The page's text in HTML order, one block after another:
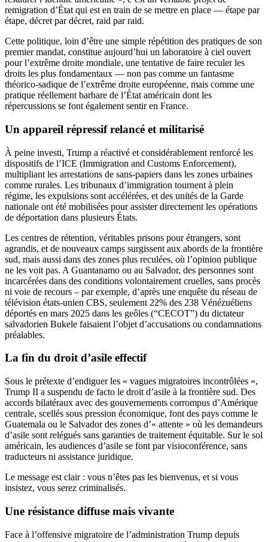
remigration d’État qui est en train de se mettre en place — étape par
étape, décret par décret, raid par raid.
Cette politique, loin d’être une simple répétition des pratiques de son
premier mandat, constitue aujourd’hui un laboratoire à ciel ouvert
pour l’extrême droite mondiale, une tentative de faire reculer les
droits les plus fondamentaux — non pas comme un fantasme
théorico-sadique de l’extrême droite européenne, mais comme une
pratique réellement barbare de l’État américain dont les
répercussions se font également sentir en France.
Un appareil répressif relancé et militarisé
À peine investi, Trump a réactivé et considérablement renforcé les
dispositifs de l’ICE (Immigration and Customs Enforcement),
multipliant les arrestations de sans-papiers dans les zones urbaines
comme rurales. Les tribunaux d’immigration tournent à plein
régime, les expulsions sont accélérées, et des unités de la Garde
nationale ont été mobilisées pour assister directement les opérations
de déportation dans plusieurs États.
Les centres de rétention, véritables prisons pour étrangers, sont
agrandis, et de nouveaux camps surgissent aux abords de la frontière
sud, mais aussi dans des zones plus reculées, où l’opinion publique
ne les voit pas. A Guantanamo ou au Salvador, des personnes sont
incarcérées dans des conditions volontairement cruelles, sans procès
ni voie de recours – par exemple, d’après une enquête du réseau de
télévision états-unien CBS, seulement 22% des 238 Vénézuéliens
déportés en mars 2025 dans les geôles (“CECOT”) du dictateur
salvadorien Bukele faisaient l’objet d’accusations ou condamnations
préalables.
La fin du droit d’asile effectif
Sous le prétexte d’endiguer les « vagues migratoires incontrôlées »,
Trump II a suspendu de facto le droit d’asile à la frontière sud. Des
accords bilatéraux avec des gouvernements corrompus d’Amérique
centrale, scellés sous pression économique, font des pays comme le
Guatemala ou le Salvador des zones d’« attente » où les demandeurs
d’asile sont relégués sans garanties de traitement équitable. Sur le sol
américain, les audiences d’asile se font par visioconférence, sans
traducteurs ni assistance juridique.
Le message est clair : vous n’êtes pas les bienvenus, et si vous
insistez, vous serez criminalisés.
Une résistance diffuse mais vivante
Face à l’offensive migratoire de l’administration Trump depuis